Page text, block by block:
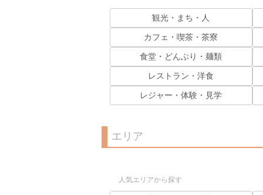
観光・まち・人
カフェ・喫茶・茶寮
食堂・どんぶり・麺類
レストラン・洋食
レジャー・体験・見学
エリア
人気エリアから探す